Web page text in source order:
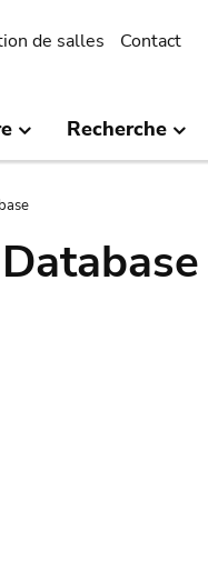
de salles Contact
Recherche